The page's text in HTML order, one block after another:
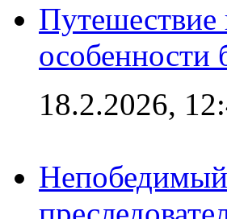
Путешествие
особенности
18.2.2026,